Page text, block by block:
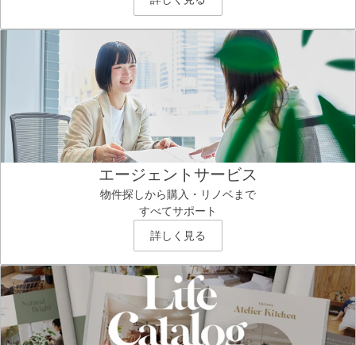
エージェントサービス
物件探しから購入・リノベまで
すべてサポート
詳しく見る